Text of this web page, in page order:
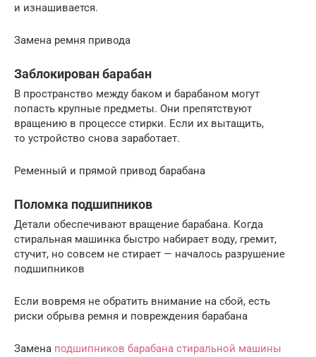
и изнашивается.
Замена ремня привода
Заблокирован барабан
В пространство между баком и барабаном могут
попасть крупные предметы. Они препятствуют
вращению в процессе стирки. Если их вытащить,
то устройство снова заработает.
Ременный и прямой привод барабана
Поломка подшипников
Детали обеспечивают вращение барабана. Когда
стиральная машинка быстро набирает воду, гремит,
стучит, но совсем не стирает — началось разрушение
подшипников
Если вовремя не обратить внимание на сбой, есть
риски обрыва ремня и повреждения барабана
Замена подшипников барабана стиральной машины